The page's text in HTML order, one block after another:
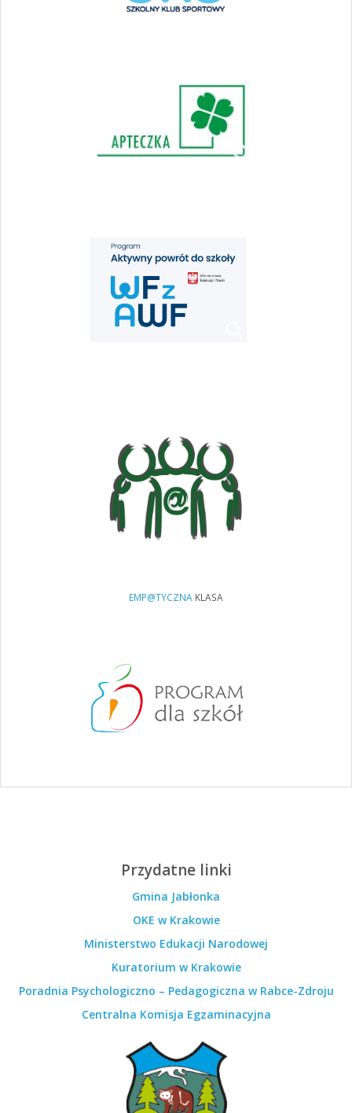
EMP@TYCZNA KLASA
Przydatne linki
Gmina Jabłonka
OKE w Krakowie
Ministerstwo Edukacji Narodowej
Kuratorium w Krakowie
Poradnia Psychologiczno – Pedagogiczna w Rabce-Zdroju
Centralna Komisja Egzaminacyjna